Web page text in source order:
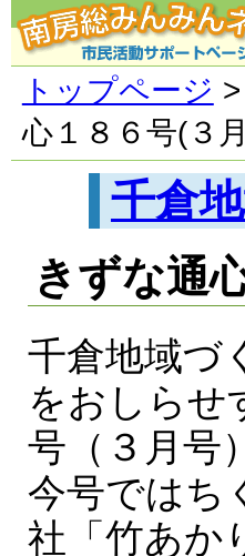
トップページ >
心１８６号(３
千倉
きずな通
千倉地域づ
をおしらせ
号（３月号
今号ではち
社「竹あか